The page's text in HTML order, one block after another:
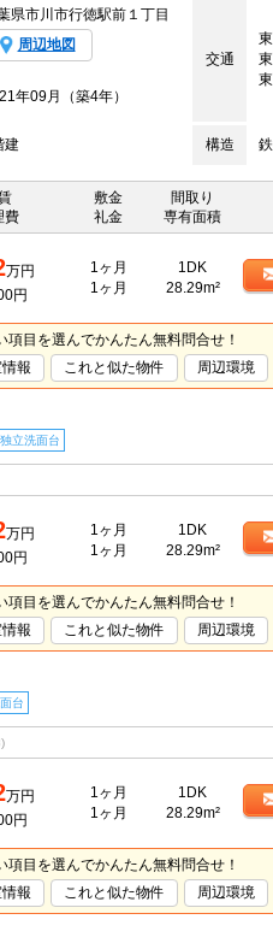
県市川市行徳駅前１丁目
周辺地図
交通
年09月（築4年）
建 構造
費
敷金
礼金
間取り
専有面積
万円
円
1ヶ月
1ヶ月
1DK
28.29m²
項目を選んでかんたん無料問合せ！
情報 これと似た物件 周辺環境
独立洗面台
万円
円
1ヶ月
1ヶ月
1DK
28.29m²
項目を選んでかんたん無料問合せ！
情報 これと似た物件 周辺環境
台
万円
円
1ヶ月
1ヶ月
1DK
28.29m²
項目を選んでかんたん無料問合せ！
情報 これと似た物件 周辺環境